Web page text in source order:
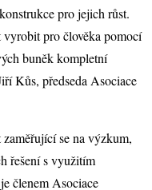
pro jejich růst.
pro člověka pomocí
buněk kompletní
Kůs, předseda Asociace
se na výzkum,
řešení s využitím
členem Asociace